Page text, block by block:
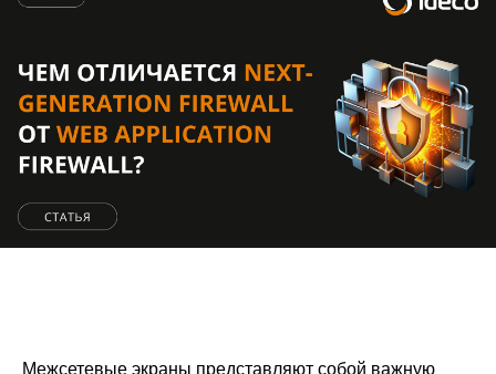
Межсетевые экраны представляют собой важную